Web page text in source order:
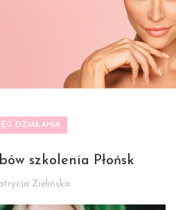
DZIAŁANIA
szkolenia Płońsk
Zielińska